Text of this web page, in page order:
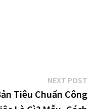
NEXT POST
Tiêu Chuẩn Công